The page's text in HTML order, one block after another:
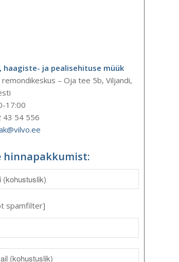
haagiste- ja pealisehituse müük
remondikeskus – Oja tee 5b, Viljandi,
17:00
43 54 556
hinnapakkumist:
spamfilter]